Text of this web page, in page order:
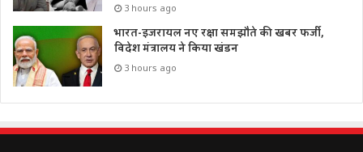
3 hours ago
भारत-इजरायल नए रक्षा समझौते की खबर फर्जी,
विदेश मंत्रालय ने किया खंडन
3 hours ago